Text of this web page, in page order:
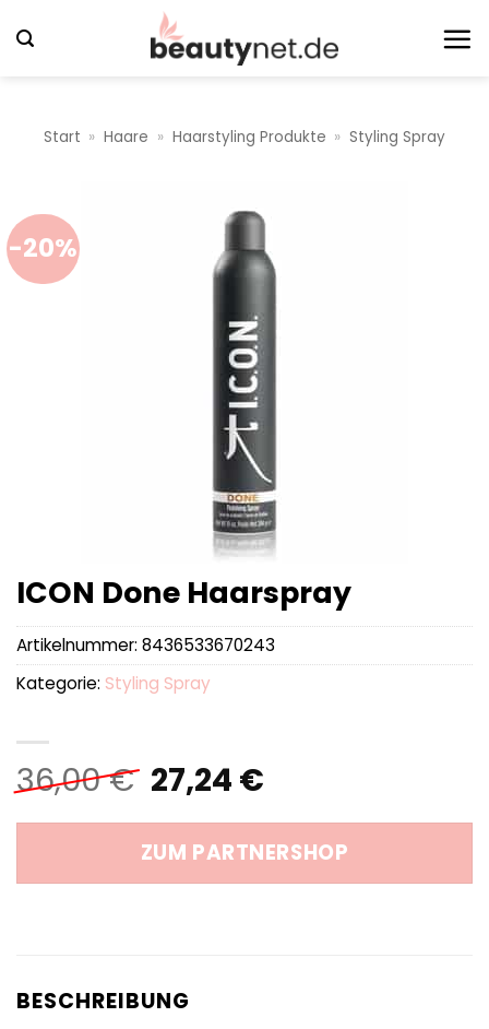
Inhalt
Start » Haare » Haarstyling Produkte » Styling Spray
-20%
ICON Done Haarspray
36,00€ Ursprünglicher
Preis
war:
36,00 €
27,24 €Aktueller
ist:
27,24 €.
ZUM PARTNERSHOP
Artikelnummer: 8436533670243
Kategorie: Styling Spray
BESCHREIBUNG